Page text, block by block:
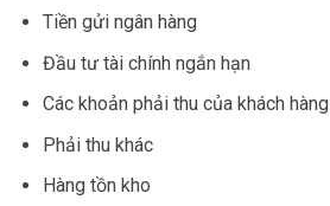
Tiền gửi ngân hàng
Đầu tư tài chính ngắn hạn
Các khoản phải thu của khách hàng
Phải thu khác
Hàng tồn kho